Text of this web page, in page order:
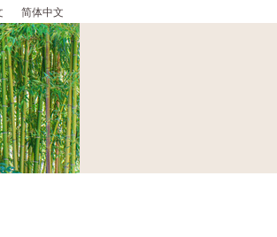
简体中文